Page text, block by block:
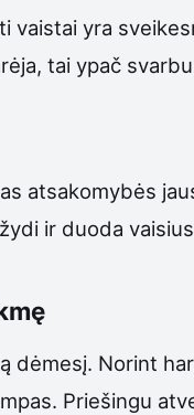
vaistai yra
tai ypač
atsakomybės
ir duoda
dėmesį. Norint
Priešingu